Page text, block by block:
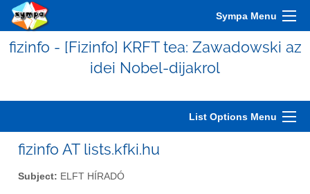
Sympa Menu
fizinfo - [Fizinfo] KRFT tea: Zawadowski az
idei Nobel-dijakrol
List Options Menu
fizinfo AT lists.kfki.hu
Subject: ELFT HÍRADÓ